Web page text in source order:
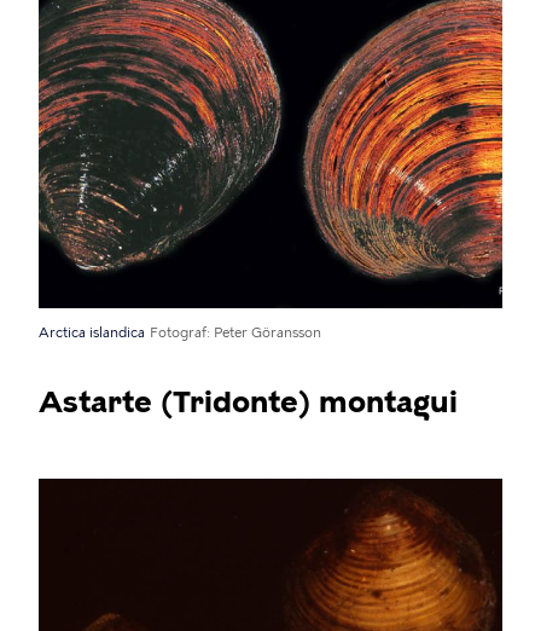
Arctica islandica Fotograf Peter Göransson
Astarte (Tridonte) montagui